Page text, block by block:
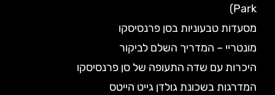
Park)
מסעדות טבעוניות בסן פרנסיסקו
מונטריי – המדריך השלם לביקור
היכרות עם שדה התעופה של סן פרנסיסקו
המדרגות בשכונת גולדן גייט הייטס